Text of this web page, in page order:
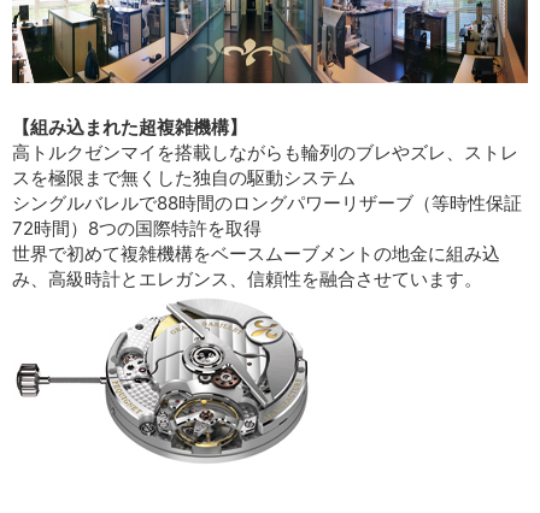
【組み込まれた超複雑機構】
高トルクゼンマイを搭載しながらも輪列のブレやズレ、ストレ
スを極限まで無くした独自の駆動システム
シングルバレルで88時間のロングパワーリザーブ（等時性保証
72時間）8つの国際特許を取得
世界で初めて複雑機構をベースムーブメントの地金に組み込
み、高級時計とエレガンス、信頼性を融合させています。